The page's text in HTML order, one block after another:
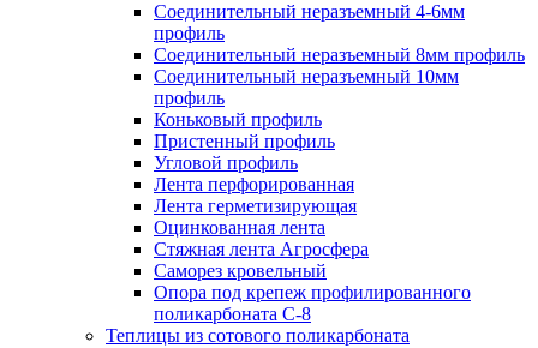
Соединительный неразъемный 4-6мм
профиль
Соединительный неразъемный 8мм профиль
Соединительный неразъемный 10мм
профиль
Коньковый профиль
Пристенный профиль
Угловой профиль
Лента перфорированная
Лента герметизирующая
Оцинкованная лента
Стяжная лента Агросфера
Саморез кровельный
Опора под крепеж профилированного
поликарбоната С-8
Теплицы из сотового поликарбоната